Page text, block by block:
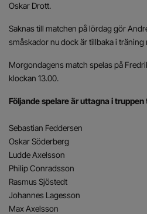
Oskar Drott.
Saknas till matchen på lördag gör
småskador nu dock är tillbaka i träning
Morgondagens match spelas på
klockan 13.00.
Följande spelare är uttagna i
Sebastian Feddersen
Oskar Söderberg
Ludde Axelsson
Philip Conradsson
Rasmus Sjöstedt
Johannes Lagesson
Max Axelsson